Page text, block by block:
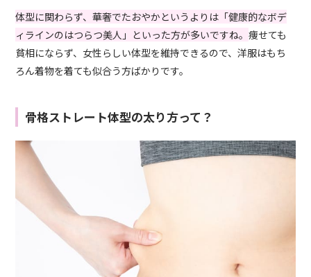
体型に関わらず、華奢でたおやかというよりは「健康的なボデ
ィラインのはつらつ美人」といった方が多いですね。痩せても
貧相にならず、女性らしい体型を維持できるので、洋服はもち
ろん着物を着ても似合う方ばかりです。
骨格ストレート体型の太り方って？